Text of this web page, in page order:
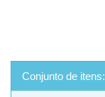
Conjunto de itens: